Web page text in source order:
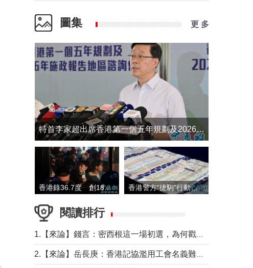
圖集 更 多
​特首李家超出席香港第一個五年規劃及2026年《施政報告》地區諮詢會
香港錄36.7度 創1884年有紀錄以來最高溫 香港警方“捷駒”行動拘147人 涉洗黑錢逾6億元
閱讀排行